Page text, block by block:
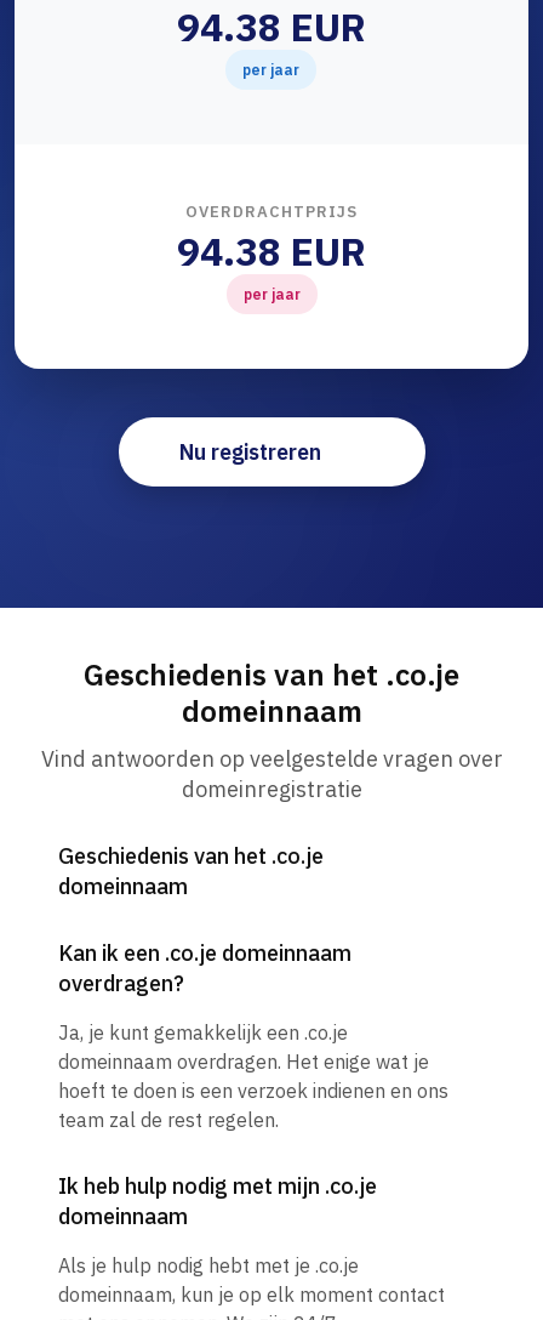
94.38 EUR
per jaar
OVERDRACHTPRIJS
94.38 EUR
per jaar
Nu registreren
Geschiedenis van het .co.je
domeinnaam
Vind antwoorden op veelgestelde vragen over
domeinregistratie
Geschiedenis van het .co.je
domeinnaam
Kan ik een .co.je domeinnaam
overdragen?
Ja, je kunt gemakkelijk een .co.je
domeinnaam overdragen. Het enige wat je
hoeft te doen is een verzoek indienen en ons
team zal de rest regelen.
Ik heb hulp nodig met mijn .co.je
domeinnaam
Als je hulp nodig hebt met je .co.je
domeinnaam, kun je op elk moment contact